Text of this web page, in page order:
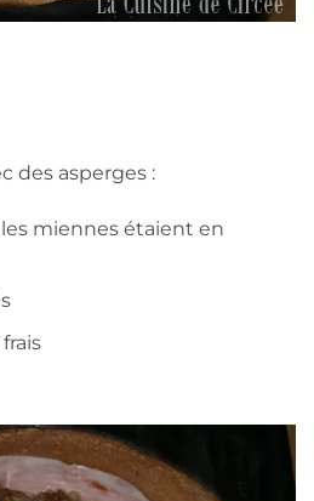
des asperges :
miennes étaient en